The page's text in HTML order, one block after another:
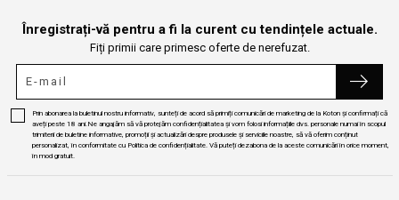
Înregistrați-vă pentru a fi la curent cu tendințele actuale.
Fiți primii care primesc oferte de nerefuzat.
Prin abonarea la buletinul nostru informativ, sunteți de acord să primiți comunicări de marketing de la Koton și confirmați că
aveți peste 18 ani.Ne angajăm să vă protejăm confidențialitatea și vom folosi informațiile dvs. personale numai în scopul
trimiterii de buletine informative, promoții și actualizări despre produsele și serviciile noastre, să vă oferim conținut
personalizat, în conformitate cu Politica de confidențialitate. Vă puteți dezabona de la aceste comunicări în orice moment,
în mod gratuit.